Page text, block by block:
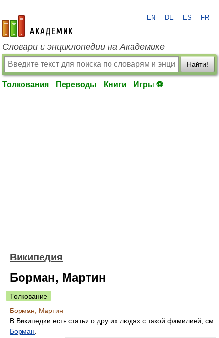
academic.ru
EN DE ES FR
Словари и энциклопедии на Академике
Найти!
Толкования Переводы Книги Игры ⚽
Википедия
Борман, Мартин
Толкование
Борман, Мартин
В Википедии есть статьи о других людях с такой фамилией, см.
Борман